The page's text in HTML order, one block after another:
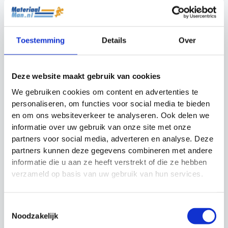
Toestemming Details Over
Deze website maakt gebruik van cookies
We gebruiken cookies om content en advertenties te
personaliseren, om functies voor social media te bieden
en om ons websiteverkeer te analyseren. Ook delen we
informatie over uw gebruik van onze site met onze
partners voor social media, adverteren en analyse. Deze
partners kunnen deze gegevens combineren met andere
informatie die u aan ze heeft verstrekt of die ze hebben
verzameld op basis van uw gebruik van hun services.
Noodzakelijk
✔ 6 meter:
12-13 personen
✔7 meter:14-15 personen
Beschikbare opties:
RAL-kleur naar keuze
voor extra comfort en een luxe
uitstraling
Duurzaam alternatiefvoor de hardhouten
zitbank
Dikkere polycarbonaat beplating(4mm,
5mm of 6mm)
Haakjes voor kleding
Bordjes “gasten” en “thuis”
De prijzen op deze productpagina gelden voor de